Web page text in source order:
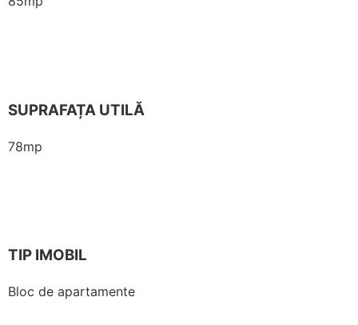
SUPRAFAȚA UTILĂ
78mp
TIP IMOBIL
Bloc de apartamente